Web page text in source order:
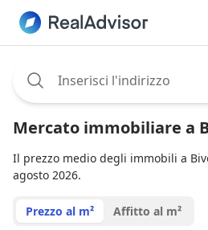
Mercato immobiliare a
Il prezzo medio degli immobili a
agosto 2026.
Prezzo al m² Affitto al m²